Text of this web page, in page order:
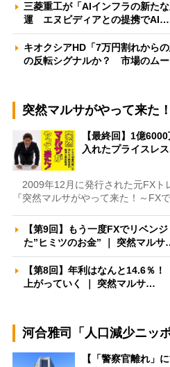
三菱重工が「AIインフラの新た
運 エヌビディアとの提携でAI…
キオクシアHD「7万円割れから
の反転シグナルか？ 市場のム
突然マルサがやって来た！
【最終回】1億
入れたプライスレ
2009年12月に発行された元FXト
『突然マルサがやって来た！～FX
【第9回】もう一度FXでリベン
た”ヒミツのお金” ｜ 突然マル
【第8回】年利はなんと14.6％
上がっていく ｜ 突然マルサ…
河合雅司「人口減少ニッ
【「警察官離れ」